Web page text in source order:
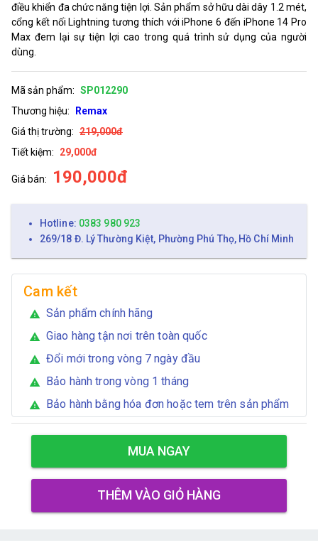
điều khiển đa chức năng tiện lợi. Sản phẩm sở hữu dài dây 1.2 mét,
cổng kết nối Lightning tương thích với iPhone 6 đến iPhone 14 Pro
Max đem lại sự tiện lợi cao trong quá trình sử dụng của người
dùng.
Mã sản phẩm: SP012290
Thương hiệu:
Remax
Giá thị trường: 219,000đ
Tiết kiệm:
29,000đ
Giá bán: 190,000đ
Hotline: 0383 980 923
269/18 Đ. Lý Thường Kiệt, Phường Phú Thọ, Hồ Chí Minh
Cam kết
warning Sản phẩm chính hãng
warning Giao hàng tận nơi trên toàn quốc
warning Đổi mới trong vòng 7 ngày đầu
warning Bảo hành trong vòng 1 tháng
warning Bảo hành bằng hóa đơn hoặc tem trên sản phẩm
MUA NGAY
THÊM VÀO GIỎ HÀNG